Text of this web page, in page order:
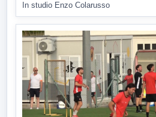
In studio Enzo Colarusso